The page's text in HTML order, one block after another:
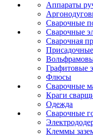
Аппараты
Сварочные
Сварочные
Сварочная
Графитовые
Флюсы
Сварочные
Краги
Одежда
Сварочные
Клеммы